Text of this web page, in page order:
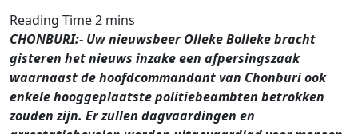
CHONBURI:- Uw nieuwsbeer Olleke Bolleke bracht
gisteren het nieuws inzake een afpersingszaak
waarnaast de hoofdcommandant van Chonburi ook
enkele hooggeplaatste politiebeambten betrokken
zouden zijn. Er zullen dagvaardingen en